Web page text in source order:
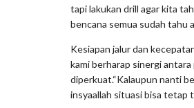
tapi lakukan drill agar kita
bencana semua sudah tahu
Kesiapan jalur dan
kami berharap sinergi
diperkuat.“Kalaupun nanti
insyaallah situasi bisa tetap